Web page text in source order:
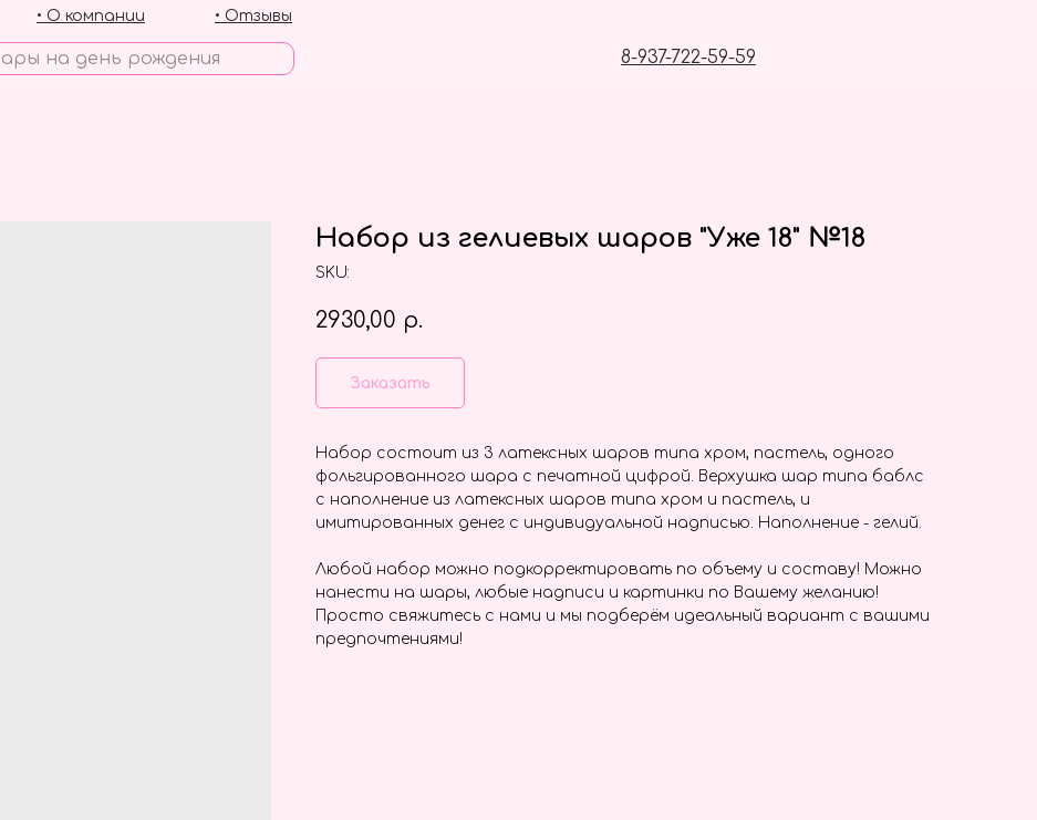
8-937-722-59-59
• Отзывы
• О компании
Набор из гелиевых шаров "Уже 18" №18
SKU:
2930,00 р.
Заказать
Набор состоит из 3 латексных шаров типа хром, пастель, одного
фольгированного шара с печатной цифрой. Верхушка шар типа баблс
с наполнение из латексных шаров типа хром и пастель, и
имитированных денег с индивидуальной надписью. Наполнение - гелий.
Любой набор можно подкорректировать по объему и составу! Можно
нанести на шары, любые надписи и картинки по Вашему желанию!
Просто свяжитесь с нами и мы подберём идеальный вариант с вашими
предпочтениями!